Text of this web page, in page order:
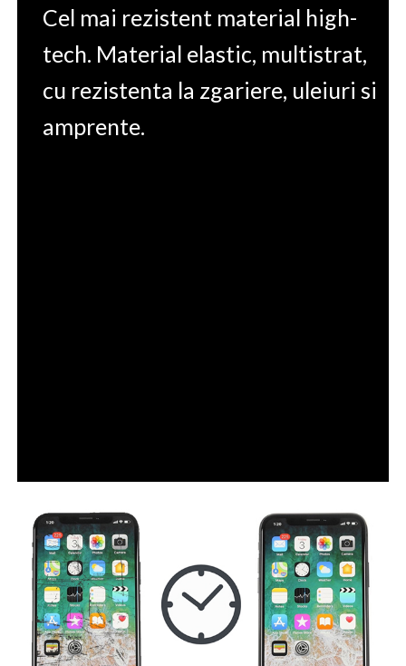
Cel mai rezistent material high-
tech. Material elastic, multistrat,
cu rezistenta la zgariere, uleiuri si
amprente.